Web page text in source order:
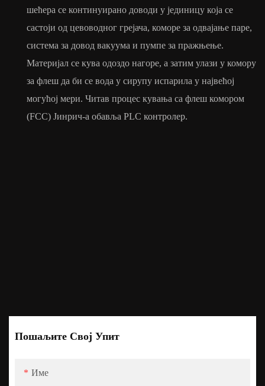
Пошаљите Свој Упит
Име
шећера се континуирано доводи у јединицу која се
састоји од цевоводног грејача, коморе за одвајање паре,
система за довод вакуума и пумпе за пражњење.
Материјал се кува одоздо нагоре, а затим улази у комору
за флеш да би се вода у сирупу испарила у највећој
могућој мери. Читав процес кувања са флеш комором
(FCC) Јинрич-а обавља PLC контролер.